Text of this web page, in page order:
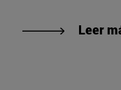
Leer